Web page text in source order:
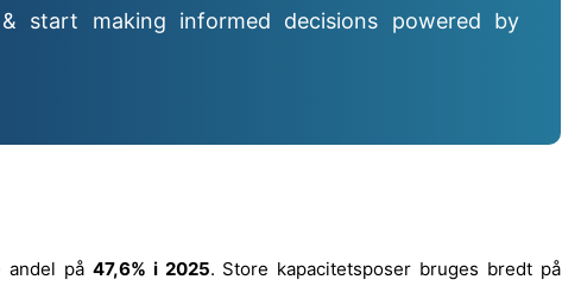
start making informed decisions powered by
på 47,6% i 2025. Store kapacitetsposer bruges bredt på